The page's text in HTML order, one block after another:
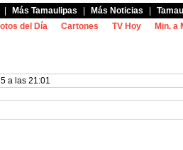
Más Tamaulipas Más Noticias
del Día Cartones TV Hoy Min. a
a las 21:01